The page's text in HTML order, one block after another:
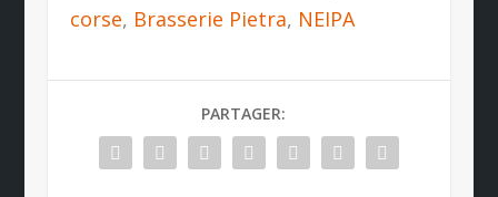
corse, Brasserie Pietra, NEIPA
PARTAGER: